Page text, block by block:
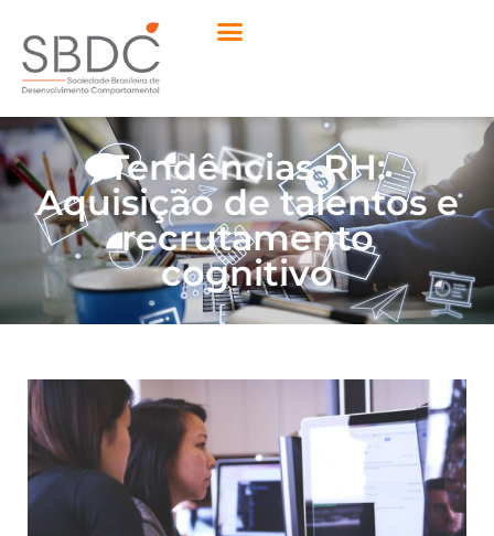
Tendências RH:
Aquisição de talentos e
recrutamento
cognitivo